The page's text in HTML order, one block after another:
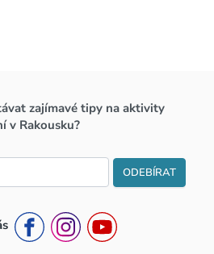
zajímavé tipy na aktivity
v Rakousku?
ODEBÍRAT